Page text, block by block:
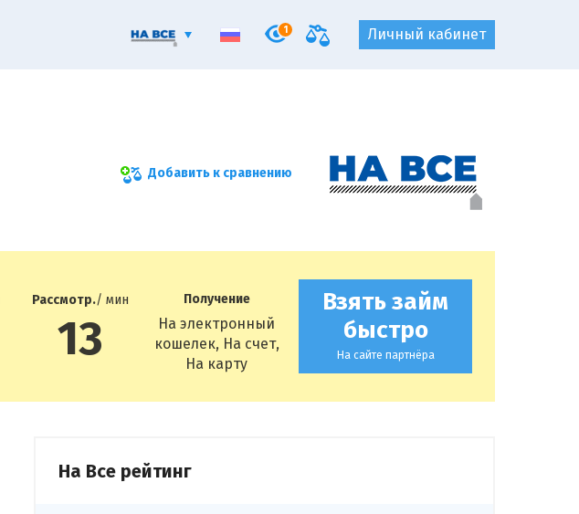
Добавить к сравнению
Рассмотр./ мин
13
Получение
На электронный
кошелек, На счет,
На карту
Взять займ
быстро
На сайте партнёра
На Все рейтинг
Личный кабинет
1